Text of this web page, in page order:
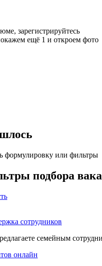
зарегистрируйтесь
ещё 1 и откроем фото
формулировку или фильтры
подбора
сотрудников
семейным
онлайн